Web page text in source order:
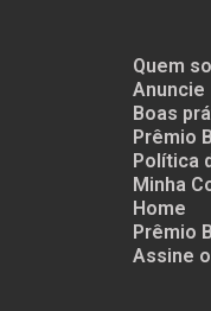
Quem
Anuncie
Boas
Prêmio
Política
Minha
Home
Prêmio
Assine